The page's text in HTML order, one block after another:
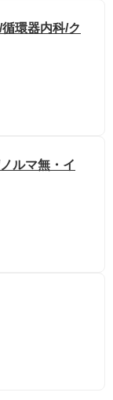
環器内科/ク
ルマ無・イ